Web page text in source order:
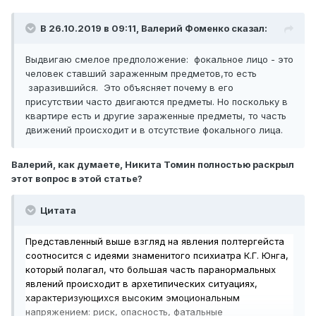
В 26.10.2019 в 09:11, Валерий Фоменко сказал:
Выдвигаю смелое предположение: фокальное лицо - это
человек ставший зараженным предметов,то есть
заразившийся. Это объясняет почему в его
присутствии часто двигаются предметы. Но поскольку в
квартире есть и другие зараженные предметы, то часть
движений происходит и в отсутствие фокального лица.
Валерий, как думаете, Никита Томин полностью раскрыл
этот вопрос в этой статье?
Цитата
Представленный выше взгляд на явления полтергейста
соотносится с идеями знаменитого психиатра К.Г. Юнга,
который полагал, что большая часть паранормальных
явлений происходит в архетипических ситуациях,
характеризующихся высоким эмоциональным
напряжением: риск, опасность, фатальные